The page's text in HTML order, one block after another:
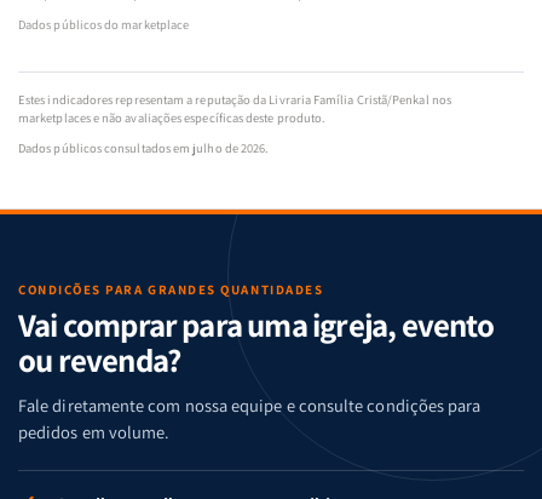
Dados públicos do marketplace
Estes indicadores representam a reputação da Livraria Família Cristã/Penkal nos
marketplaces e não avaliações específicas deste produto.
Dados públicos consultados em julho de 2026.
CONDIÇÕES PARA GRANDES QUANTIDADES
Vai comprar para uma igreja, evento
ou revenda?
Fale diretamente com nossa equipe e consulte condições para
pedidos em volume.